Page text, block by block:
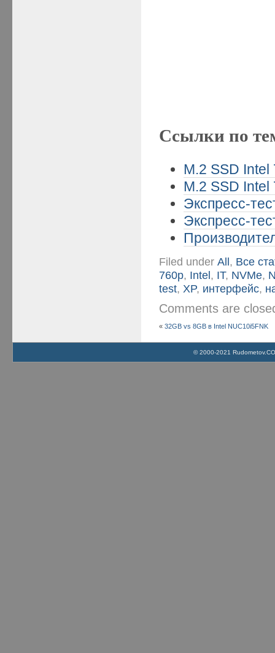
Ссылки по
M.2 SSD Intel
M.2 SSD Intel
Экспресс-
Экспресс-
Filed underAll, Все
760p, Intel, IT, NVMe,
test, XP, интерфейс,
Comments are
«32GB vs 8GB в Intel NUC10i5FNK
© 2000-2021